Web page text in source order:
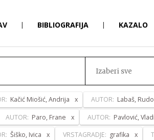
| BIBLIOGRAFIJA | KAZALO
Izaberi sve
Kačić Miošić, Andrija AUTOR: Labaš,
AUTOR: Paro, Frane AUTOR: Pavlović,
Šiško, Ivica VRSTAGRADJE: grafika